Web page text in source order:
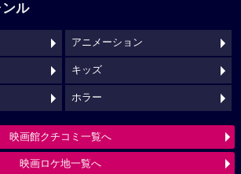
ル
アニメーション
キッズ
ホラー
映画館クチコミ一覧へ
映画ロケ地一覧へ